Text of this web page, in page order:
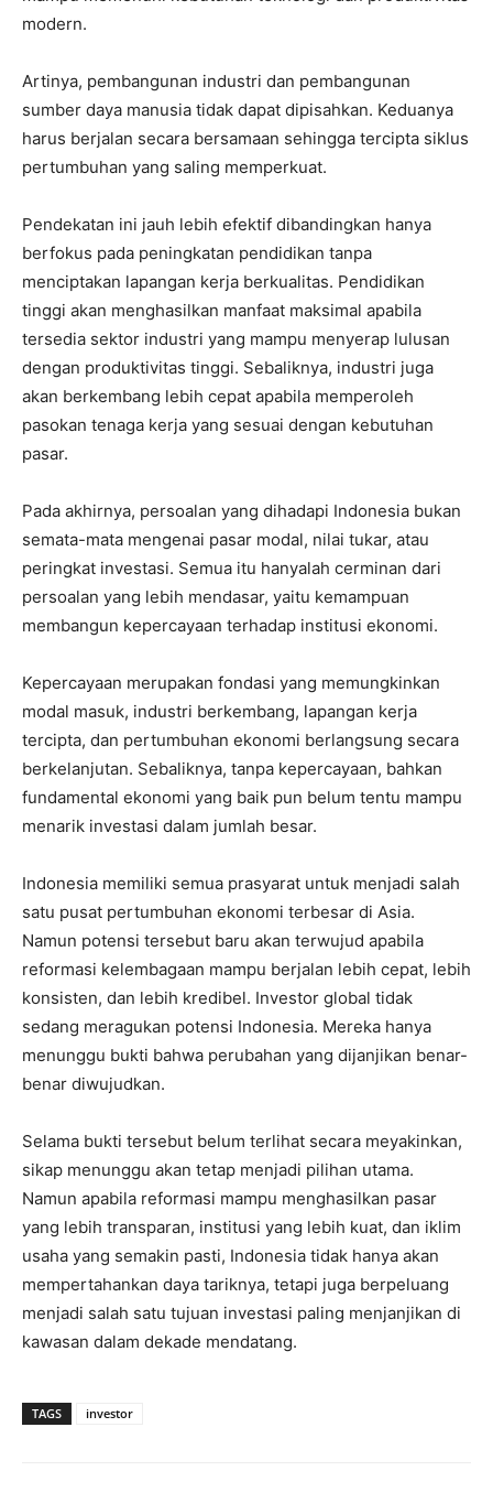
modern.
Artinya, pembangunan industri dan pembangunan
sumber daya manusia tidak dapat dipisahkan. Keduanya
harus berjalan secara bersamaan sehingga tercipta siklus
pertumbuhan yang saling memperkuat.
Pendekatan ini jauh lebih efektif dibandingkan hanya
berfokus pada peningkatan pendidikan tanpa
menciptakan lapangan kerja berkualitas. Pendidikan
tinggi akan menghasilkan manfaat maksimal apabila
tersedia sektor industri yang mampu menyerap lulusan
dengan produktivitas tinggi. Sebaliknya, industri juga
akan berkembang lebih cepat apabila memperoleh
pasokan tenaga kerja yang sesuai dengan kebutuhan
pasar.
Pada akhirnya, persoalan yang dihadapi Indonesia bukan
semata-mata mengenai pasar modal, nilai tukar, atau
peringkat investasi. Semua itu hanyalah cerminan dari
persoalan yang lebih mendasar, yaitu kemampuan
membangun kepercayaan terhadap institusi ekonomi.
Kepercayaan merupakan fondasi yang memungkinkan
modal masuk, industri berkembang, lapangan kerja
tercipta, dan pertumbuhan ekonomi berlangsung secara
berkelanjutan. Sebaliknya, tanpa kepercayaan, bahkan
fundamental ekonomi yang baik pun belum tentu mampu
menarik investasi dalam jumlah besar.
Indonesia memiliki semua prasyarat untuk menjadi salah
satu pusat pertumbuhan ekonomi terbesar di Asia.
Namun potensi tersebut baru akan terwujud apabila
reformasi kelembagaan mampu berjalan lebih cepat, lebih
konsisten, dan lebih kredibel. Investor global tidak
sedang meragukan potensi Indonesia. Mereka hanya
menunggu bukti bahwa perubahan yang dijanjikan benar-
benar diwujudkan.
Selama bukti tersebut belum terlihat secara meyakinkan,
sikap menunggu akan tetap menjadi pilihan utama.
Namun apabila reformasi mampu menghasilkan pasar
yang lebih transparan, institusi yang lebih kuat, dan iklim
usaha yang semakin pasti, Indonesia tidak hanya akan
mempertahankan daya tariknya, tetapi juga berpeluang
menjadi salah satu tujuan investasi paling menjanjikan di
kawasan dalam dekade mendatang.
TAGS investor